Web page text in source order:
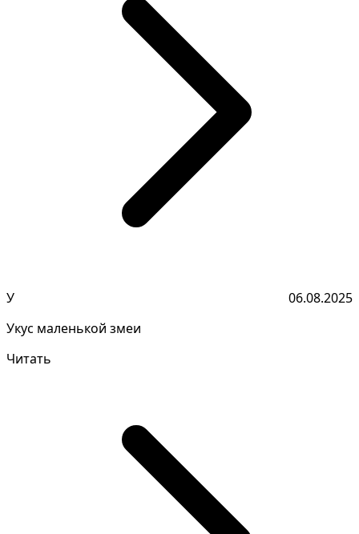
У
06.08.2025
Укус маленькой змеи
Читать